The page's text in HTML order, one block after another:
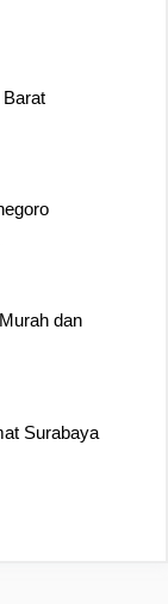
Barat
dan
Surabaya